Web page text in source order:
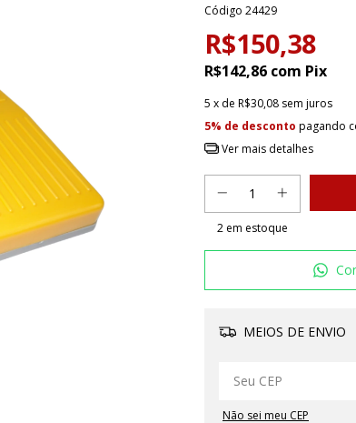
Código 24429
R$150,38
R$142,86 com Pix
5 x de R$30,08 sem juros
5% de desconto pagando
Ver mais detalhes
2em estoque
MEIOS DE ENVIO
Não sei meu CEP